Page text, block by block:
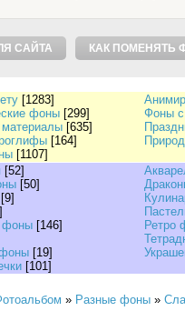
САЙТА КАК ПОМЕНЯТЬ
[1283]
фоны [299] Фоны
[635]
[164]
[1107]
[52]
[50]
[9]
фоны [146] Ретро
[19]
[101]
» Разные фоны »